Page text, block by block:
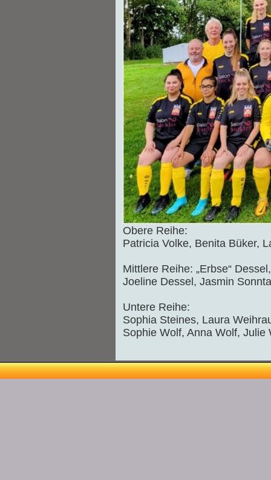
Obere Reihe:
Patricia Volke, Benita Büker,
Mittlere Reihe: „Erbse“
Joeline Dessel, Jasmin
Untere Reihe:
Sophia Steines, Laura
Sophie Wolf, Anna Wolf, Julie